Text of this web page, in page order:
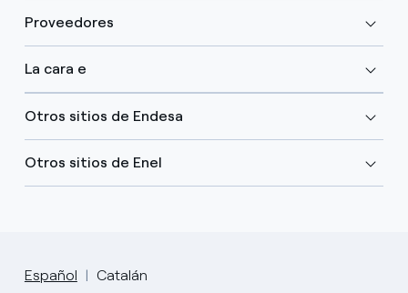
Proveedores
La cara e
Otros sitios de Endesa
Otros sitios de Enel
Español Catalán